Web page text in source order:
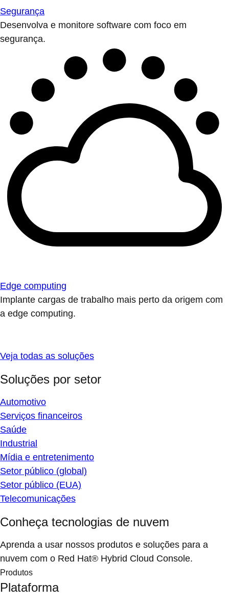
Segurança
Desenvolva e monitore software com foco em
segurança.
Edge computing
Implante cargas de trabalho mais perto da origem com
a edge computing.
Veja todas as soluções
Soluções por setor
Automotivo
Serviços financeiros
Saúde
Industrial
Mídia e entretenimento
Setor público (global)
Setor público (EUA)
Telecomunicações
Conheça tecnologias de nuvem
Aprenda a usar nossos produtos e soluções para a
nuvem com o Red Hat® Hybrid Cloud Console.
Produtos
Plataforma